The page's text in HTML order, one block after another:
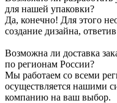
для нашей упаковки?
Да, конечно! Для этого
создание дизайна,
Возможна ли доставка
по регионам России?
Мы работаем со всеми
осуществляется нашими
компанию на ваш выбор.